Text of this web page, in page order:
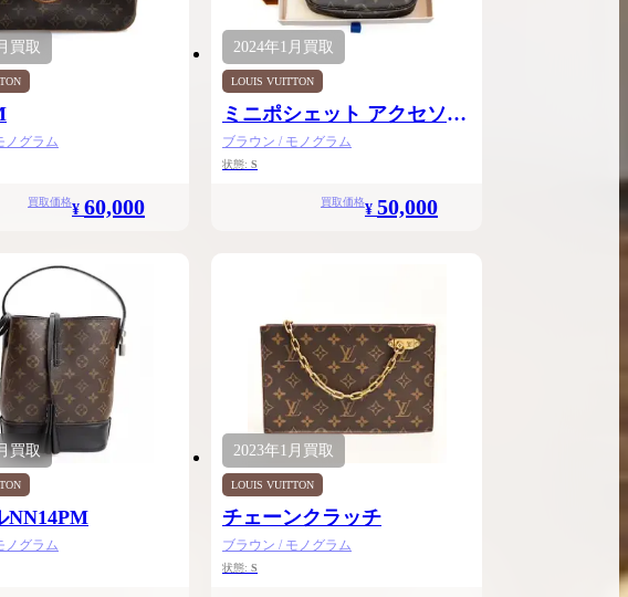
買取
ノグラム
買取価格¥ 60,000
2024年1月 買取
LOUIS VUITTON
ミニポシェット アクセソワ
ール
ブラウン / モノグラム
状態: S
買取価格¥ 50,000
買取
NN14PM
ノグラム
2023年1月 買取
LOUIS VUITTON
チェーンクラッチ
ブラウン / モノグラム
状態: S